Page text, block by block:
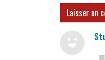
Laisser un